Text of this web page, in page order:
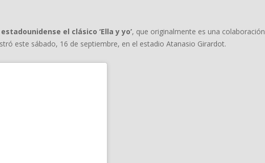
el clásico ‘Ella y yo’, que originalmente es una colaboración
este sábado, 16 de septiembre, en el estadio Atanasio Girardot.